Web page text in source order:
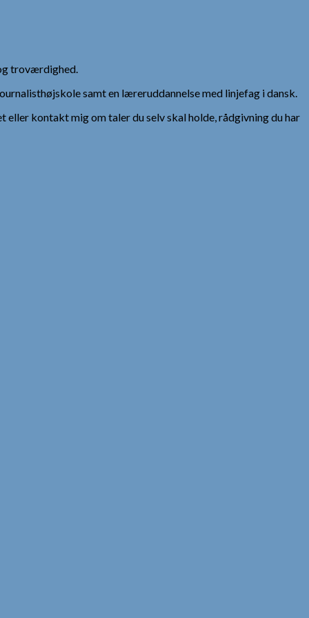
troværdighed.
samt en læreruddannelse med linjefag i dansk.
kontakt mig om taler du selv skal holde, rådgivning du har